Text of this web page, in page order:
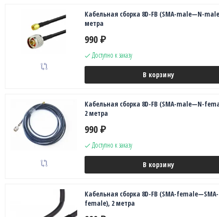
Кабельная сборка 8D-FB (SMA-male—N-
метра
990 ₽
Доступно к заказу
В корзину
Кабельная сборка 8D-FB (SMA-male—N-
2 метра
990 ₽
Доступно к заказу
В корзину
Кабельная сборка 8D-FB (SMA-female—SMA-
female), 2 метра